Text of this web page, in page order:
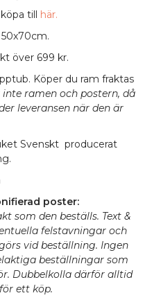
till här.
över 699 kr.
Köper du ram fraktas
ramen och postern, då
leveransen när den är
Svenskt producerat
poster:
som den beställs. Text &
felstavningar och
vid beställning. Ingen
beställningar som
Dubbelkolla därför alltid
ett köp.